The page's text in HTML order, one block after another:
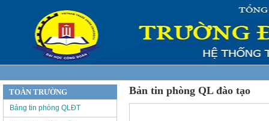
Bản tin phòng QL đào tạo
TOÀN TRƯỜNG
Bảng tin phòng QLĐT